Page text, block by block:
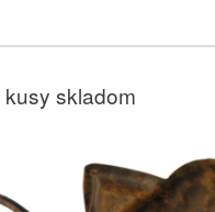
skladom